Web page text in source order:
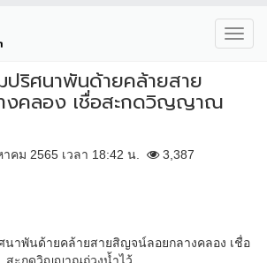
ปริศนาพันด้ายคล้ายสาย
คลอง เชื่อสะกดวิญญาณ
คม 2565 เวลา 18:42 น. 3,387